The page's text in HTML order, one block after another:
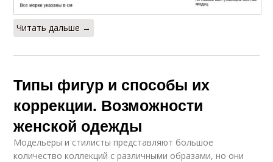
Читать дальше →
Типы фигур и способы их
коррекции. Возможности
женской одежды
Модельеры и стилисты представляют большое
количество коллекций с различными образами, но они